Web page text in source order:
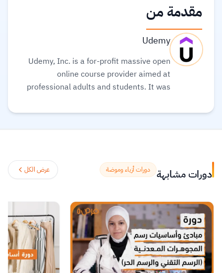
مقدمة من
Udemy
Udemy, Inc. is a for-profit massive open
online course provider aimed at
professional adults and students. It was
community and course catalog get bigger
prepare for the path ahead.
اقرأ المزيد.
دورات مشابهة دورات أزياء وموضة عرض الكل